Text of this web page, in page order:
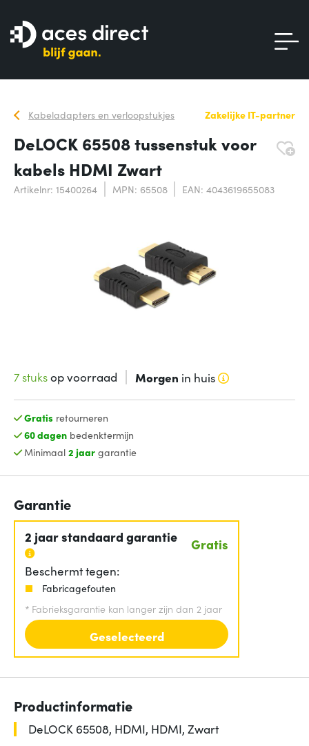
Kabeladapters en verloopstukjes Zakelijke IT-partner
DeLOCK 65508 tussenstuk voor
kabels HDMI Zwart
Artikelnr: 15400264 MPN: 65508 EAN: 4043619655083
7 stuksop voorraad Morgen in huis
Gratis retourneren
60 dagenbedenktermijn
Minimaal 2 jaargarantie
Garantie
2 jaar standaard garantie Gratis
Beschermt tegen:
Fabricagefouten
* Fabrieksgarantie kan langer zijn dan 2 jaar
Geselecteerd
Productinformatie
DeLOCK 65508, HDMI, HDMI, Zwart